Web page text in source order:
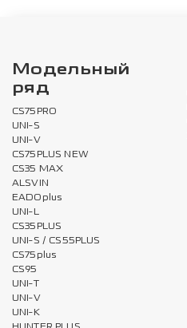
Модельный
ряд
CS75PRO
UNI-S
UNI-V
CS75PLUS NEW
CS35 MAX
ALSVIN
EADOplus
UNI-L
CS35PLUS
UNI-S / CS55PLUS
CS75plus
CS95
UNI-T
UNI-V
UNI-K